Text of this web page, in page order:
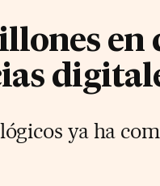
en
ya ha